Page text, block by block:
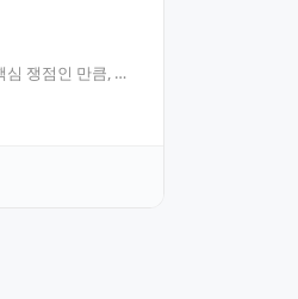
쟁점인 만큼, 청